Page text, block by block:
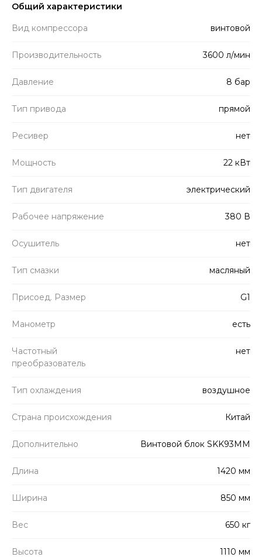
Общий характеристики
Вид компрессора винтовой
Производитель­ность 3600 л/мин
Давление 8 бар
Тип привода прямой
Ресивер нет
Мощность 22 кВт
Тип двигателя электрический
Рабочее напряжение 380 В
Осушитель нет
Тип смазки масляный
Присоед. Размер G1
Манометр есть
Частотный
преобразователь
нет
Тип охлаждения воздушное
Страна происхождения Китай
Дополнительно Винтовой блок SKK93MM
Длина 1420 мм
Ширина 850 мм
Вес 650 кг
Высота 1110 мм